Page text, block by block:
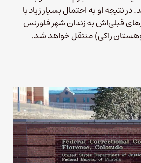
نتیجه او به احتمال بسیار زیاد با
قبلی‌اش به زندان شهر فلورنس
راکی) منتقل خواهد شد.